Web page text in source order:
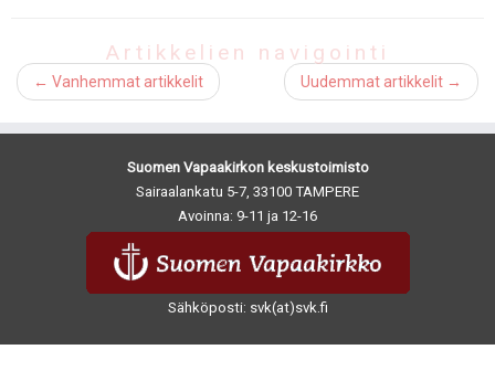
Artikkelien navigointi
← Vanhemmat artikkelit Uudemmat artikkelit →
Suomen Vapaakirkon keskustoimisto
Sairaalankatu 5-7, 33100 TAMPERE
Avoinna: 9-11 ja 12-16
Sähköposti: svk(at)svk.fi